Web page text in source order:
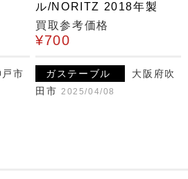
市
ル/NORITZ 2018年製
買取参考価格
¥700
ガステーブル
大阪府吹
田市 2025/04/08